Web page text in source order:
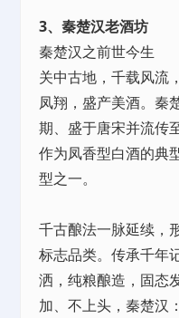
3、秦楚汉老酒坊
秦楚汉之前世今生
关中古地，千载风流
凤翔，盛产美酒。秦
期、盛于唐宋并流传
作为凤香型白酒的典
型之一。
千古酿法一脉延续，
标志品类。传承千年
洒，纯粮酿造，固态
加、不上头，秦楚汉